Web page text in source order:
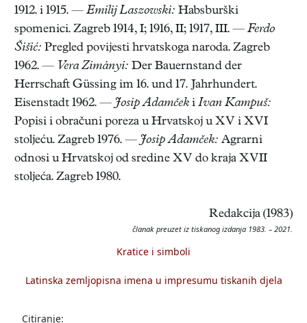
1912. i 1915. — Emilij Laszowski: Habsburški
spomenici. Zagreb 1914, I; 1916, II; 1917, III. — Ferdo
Šišić: Pregled povijesti hrvatskoga naroda. Zagreb
1962. — Vera Zimányi: Der Bauernstand der
Herrschaft Güssing im 16. und 17. Jahrhundert.
Eisenstadt 1962. — Josip Adamček i Ivan Kampuš:
Popisi i obračuni poreza u Hrvatskoj u XV i XVI
stoljeću. Zagreb 1976. — Josip Adamček: Agrarni
odnosi u Hrvatskoj od sredine XV do kraja XVII
stoljeća. Zagreb 1980.
Redakcija (1983)
članak preuzet iz tiskanog izdanja 1983. – 2021.
Kratice i simboli
Latinska zemljopisna imena u impresumu tiskanih djela
Citiranje: